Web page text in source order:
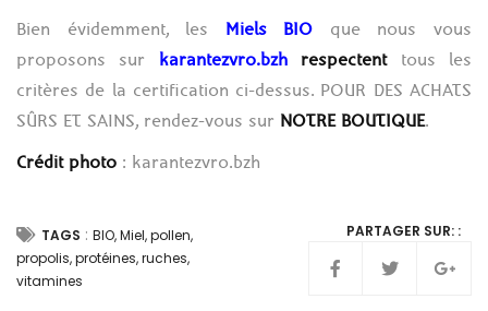
Bien évidemment, les
Miels BIO que nous vous
proposons sur karantezvro.bzhrespectenttous les
critères de la certification ci-dessus. POUR DES ACHATS
SÛRS ET SAINS, rendez-vous sur NOTRE BOUTIQUE.
Crédit photo : karantezvro.bzh
TAGS : BIO,Miel,pollen,
propolis,protéines,ruches,
vitamines
PARTAGER SUR: :